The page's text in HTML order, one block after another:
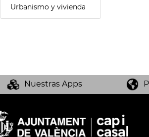
Urbanismo y vivienda
Nuestras Apps